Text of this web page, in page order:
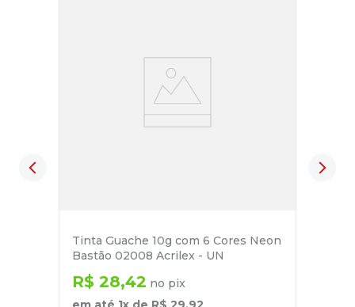
Tinta Guache 10g com 6 Cores Neon
Bastão 02008 Acrilex - UN
R$ 28,42 no pix